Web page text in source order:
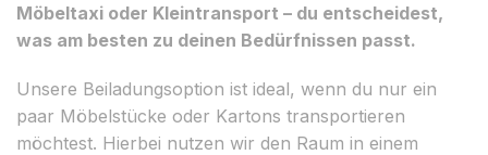
Möbeltaxi oder Kleintransport – du entscheidest,
was am besten zu deinen Bedürfnissen passt.
Unsere Beiladungsoption ist ideal, wenn du nur ein
paar Möbelstücke oder Kartons transportieren
möchtest. Hierbei nutzen wir den Raum in einem